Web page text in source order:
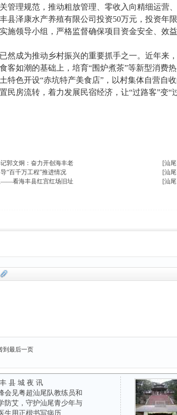
管理规范，推动粗放管理、零收入向精细运营
县泽康水产养殖有限公司投资50万元，投资年
施领导小组，严格监督确保项目资金安全、效益
成为推动乡村振兴的重要抓手之一。近年来
客如潮的基础上，培育“围炉煮茶”等新型消费
特色开设“赤坑特产美食店”，以村集体自营自
民房流转，着力发展民宿经济，让“过路客”变“
郭文炯：奋力开创海丰老
“百千万工程”推进情况
——看海丰县红宫红场旧址
[汕
[汕
[汕
到最后一页
县 城 夜 讯
会见粤超汕尾队教练员和
防艾，守护汕尾青少年与
生用正楷书写病历